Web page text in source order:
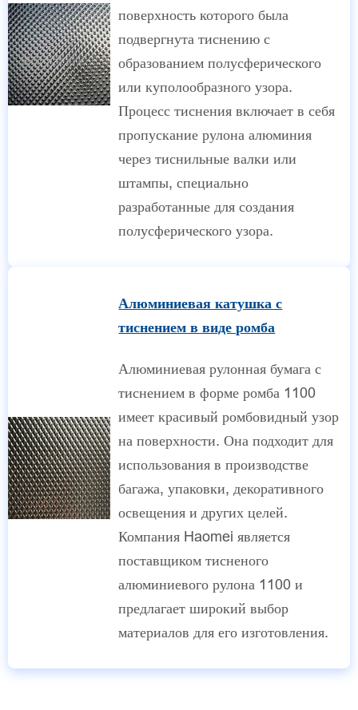
поверхность которого была
подвергнута тиснению с
образованием полусферического
или куполообразного узора.
Процесс тиснения включает в себя
пропускание рулона алюминия
через тиснильные валки или
штампы, специально
разработанные для создания
полусферического узора.
Алюминиевая катушка с
тиснением в виде ромба
Алюминиевая рулонная бумага с
тиснением в форме ромба 1100
имеет красивый ромбовидный узор
на поверхности. Она подходит для
использования в производстве
багажа, упаковки, декоративного
освещения и других целей.
Компания Haomei является
поставщиком тисненого
алюминиевого рулона 1100 и
предлагает широкий выбор
материалов для его изготовления.